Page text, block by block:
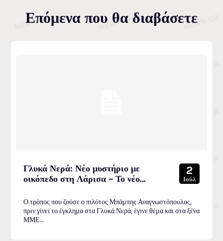
Επόμενα που θα διαβάσετε
Γλυκά Νερά: Νέο μυστήριο με
οικόπεδο στη Λάρισα – Το νέο...
2
Ιούλ
Ο τρόπος που ζούσε ο πιλότος Μπάμπης Αναγνωστόπουλος,
πριν γίνει το έγκλημα στα Γλυκά Νερά, έγινε θέμα και στα ξένα
ΜΜΕ...